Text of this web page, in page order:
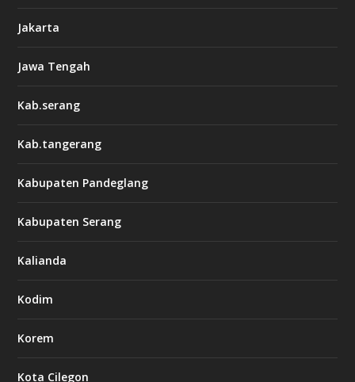
Jakarta
Jawa Tengah
Kab.serang
Kab.tangerang
Kabupaten Pandeglang
Kabupaten Serang
Kalianda
Kodim
Korem
Kota Cilegon